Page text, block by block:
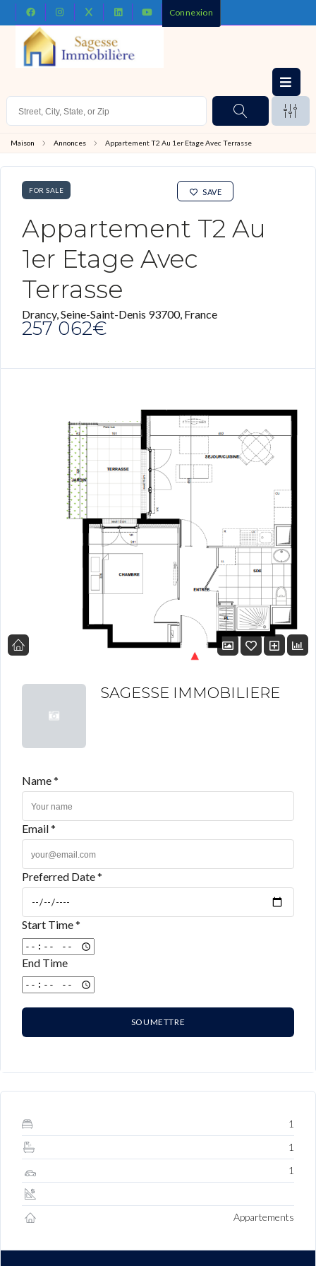
Connexion
Maison Annonces Appartement T2 Au 1er Etage Avec Terrasse
FOR SALE
Appartement T2 Au
1er Etage Avec
Terrasse
Drancy, Seine-Saint-Denis 93700, France
SAVE
257 062€
SAGESSE IMMOBILIERE
Name *
Email *
Preferred Date *
Start Time *
End Time
SOUMETTRE
1
1
1
Appartements